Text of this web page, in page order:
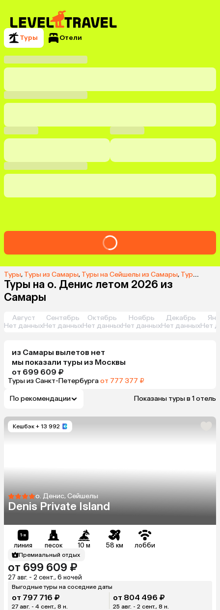
Туры Отели
Туры, Туры из Самары, Туры на Сейшелы из Самары, Туры на о. Денис из Самары
Туры на о. Денис летом 2026 из
Самары
Август
Нет данных
Сентябрь
Нет данных
Октябрь
Нет данных
Ноябрь
Нет данных
Декабрь
Нет данныхНет
из Самары вылетов нет
мы показали туры из Москвы
от 699 609 ₽
Туры из Санкт-Петербургаот 777 377 ₽
По рекомендации Показаны туры в 1 отель
Кешбэк + 13 992
о. Денис, Сейшелы
Denis Private Island
линия песок 10 м 58 км лобби
Премиальный отдых
от 699 609 ₽
27 авг. - 2 сент., 6 ночей
Выгодные туры на соседние даты
от 797 716 ₽
27 авг. - 4 сент., 8 н.
от 804 496 ₽
25 авг. - 2 сент., 8 н.